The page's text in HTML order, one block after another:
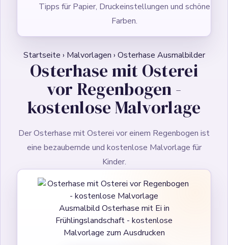
Tipps für Papier, Druckeinstellungen und schöne
Farben.
Startseite › Malvorlagen › Osterhase Ausmalbilder
Osterhase mit Osterei
vor Regenbogen -
kostenlose Malvorlage
Der Osterhase mit Osterei vor einem Regenbogen ist
eine bezaubernde und kostenlose Malvorlage für
Kinder.
Ausmalbild Osterhase mit Ei in
Frühlingslandschaft - kostenlose
Malvorlage zum Ausdrucken